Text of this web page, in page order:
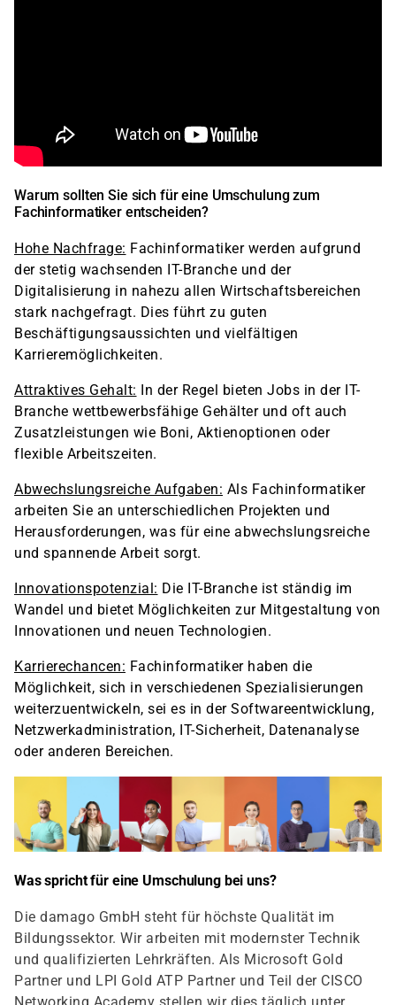
Warum sollten Sie sich für eine Umschulung zum
Fachinformatiker entscheiden?
Hohe Nachfrage: Fachinformatiker werden aufgrund
der stetig wachsenden IT-Branche und der
Digitalisierung in nahezu allen Wirtschaftsbereichen
stark nachgefragt. Dies führt zu guten
Beschäftigungsaussichten und vielfältigen
Karrieremöglichkeiten.
Attraktives Gehalt: In der Regel bieten Jobs in der IT-
Branche wettbewerbsfähige Gehälter und oft auch
Zusatzleistungen wie Boni, Aktienoptionen oder
flexible Arbeitszeiten.
Abwechslungsreiche Aufgaben: Als Fachinformatiker
arbeiten Sie an unterschiedlichen Projekten und
Herausforderungen, was für eine abwechslungsreiche
und spannende Arbeit sorgt.
Innovationspotenzial: Die IT-Branche ist ständig im
Wandel und bietet Möglichkeiten zur Mitgestaltung von
Innovationen und neuen Technologien.
Karrierechancen: Fachinformatiker haben die
Möglichkeit, sich in verschiedenen Spezialisierungen
weiterzuentwickeln, sei es in der Softwareentwicklung,
Netzwerkadministration, IT-Sicherheit, Datenanalyse
oder anderen Bereichen.
Was spricht für eine Umschulung bei uns?
Die damago GmbH steht für höchste Qualität im
Bildungssektor. Wir arbeiten mit modernster Technik
und qualifizierten Lehrkräften. Als Microsoft Gold
Partner und LPI Gold ATP Partner und Teil der CISCO